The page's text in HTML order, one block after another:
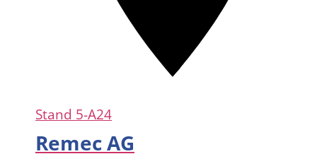
Stand 5-A24
Remec AG